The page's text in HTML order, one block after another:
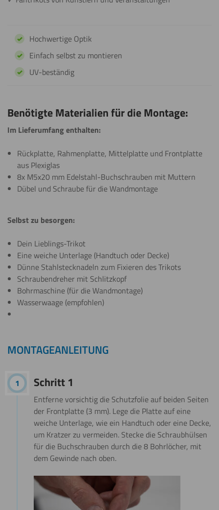
Hochwertige Optik
Einfach selbst zu montieren
UV-beständig
Benötigte Materialien für die Montage:
Im Lieferumfang enthalten:
Rückplatte, Rahmenplatte, Mittelplatte und Frontplatte
aus Plexiglas
8x M5x20 mm Edelstahl-Buchschrauben mit Muttern
Dübel und Schraube für die Wandmontage
Selbst zu besorgen:
Dein Lieblings-Trikot
Eine weiche Unterlage (Handtuch oder Decke)
Dünne Stahlstecknadeln zum Fixieren des Trikots
Schraubendreher mit Schlitzkopf
Bohrmaschine (für die Wandmontage)
Wasserwaage (empfohlen)
MONTAGEANLEITUNG
Schritt 1
Entferne vorsichtig die Schutzfolie auf beiden Seiten
der Frontplatte (3 mm). Lege die Platte auf eine
weiche Unterlage, wie ein Handtuch oder eine Decke,
um Kratzer zu vermeiden. Stecke die Schraubhülsen
für die Buchschrauben durch die 8 Bohrlöcher, mit
dem Gewinde nach oben.